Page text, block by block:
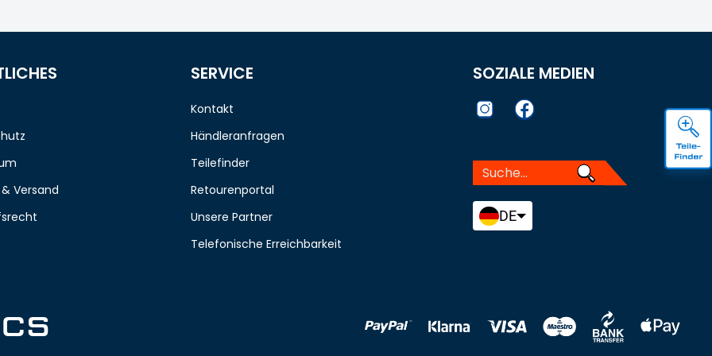
Versand
SERVICE
Kontakt
Händleranfragen
Teilefinder
Retourenportal
Unsere Partner
Telefonische Erreichbarkeit
SOZIALE MEDIEN
DE